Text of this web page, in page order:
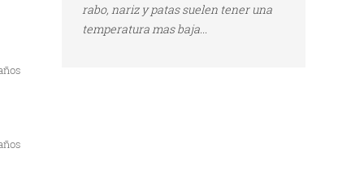
rabo, nariz y patas suelen tener una
temperatura mas baja...